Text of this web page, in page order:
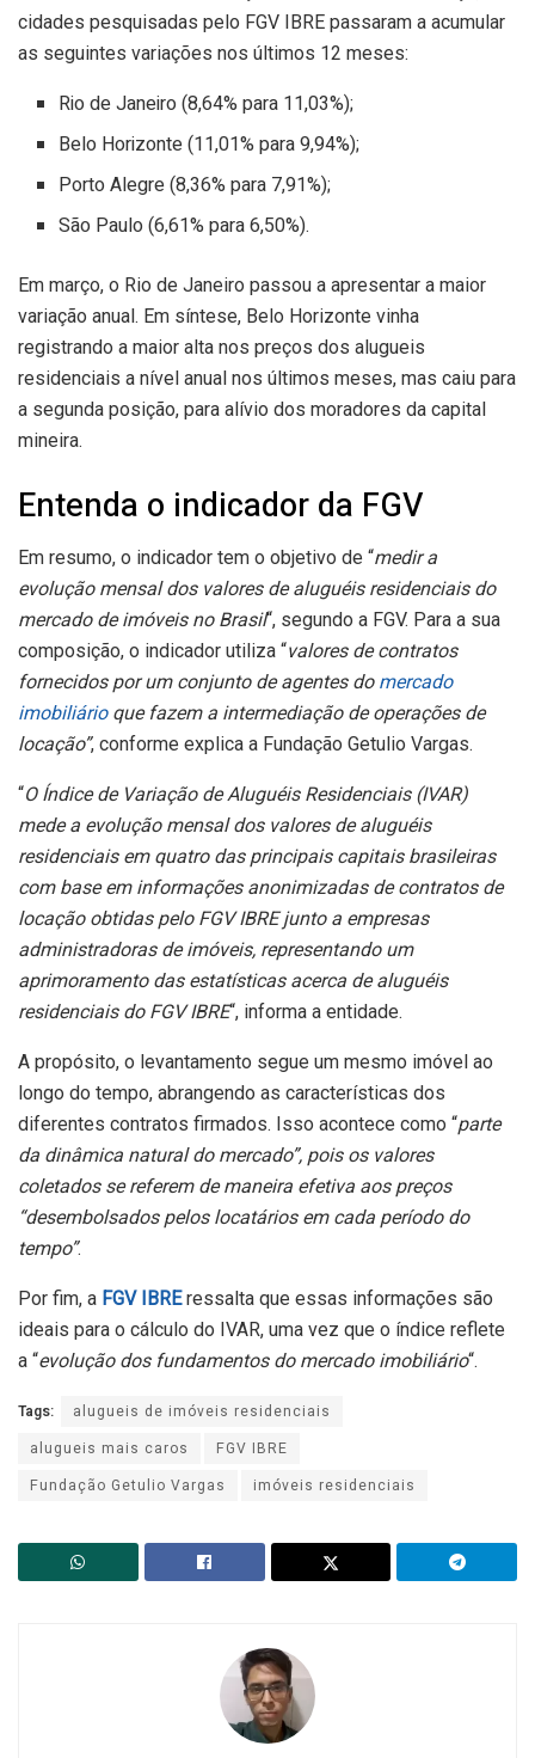
cidades pesquisadas pelo FGV IBRE passaram a acumular
as seguintes variações nos últimos 12 meses:
Rio de Janeiro (8,64% para 11,03%);
Belo Horizonte (11,01% para 9,94%);
Porto Alegre (8,36% para 7,91%);
São Paulo (6,61% para 6,50%).
Em março, o Rio de Janeiro passou a apresentar a maior
variação anual. Em síntese, Belo Horizonte vinha
registrando a maior alta nos preços dos alugueis
residenciais a nível anual nos últimos meses, mas caiu para
a segunda posição, para alívio dos moradores da capital
mineira.
Entenda o indicador da FGV
Em resumo, o indicador tem o objetivo de “medir a
evolução mensal dos valores de aluguéis residenciais do
mercado de imóveis no Brasil“, segundo a FGV. Para a sua
composição, o indicador utiliza “valores de contratos
fornecidos por um conjunto de agentes do mercado
imobiliárioque fazem a intermediação de operações de
locação”, conforme explica a Fundação Getulio Vargas.
“O Índice de Variação de Aluguéis Residenciais (IVAR)
mede a evolução mensal dos valores de aluguéis
residenciais em quatro das principais capitais brasileiras
com base em informações anonimizadas de contratos de
locação obtidas pelo FGV IBRE junto a empresas
administradoras de imóveis, representando um
aprimoramento das estatísticas acerca de aluguéis
residenciais do FGV IBRE“, informa a entidade.
A propósito, o levantamento segue um mesmo imóvel ao
longo do tempo, abrangendo as características dos
diferentes contratos firmados. Isso acontece como “parte
da dinâmica natural do mercado”, pois os valores
coletados se referem de maneira efetiva aos preços
“desembolsados pelos locatários em cada período do
tempo”.
Por fim, a FGV IBREressalta que essas informações são
ideais para o cálculo do IVAR, uma vez que o índice reflete
a “evolução dos fundamentos do mercado imobiliário“.
Tags:
alugueis de imóveis residenciais
alugueis mais caros
FGV IBRE
Fundação Getulio Vargas
imóveis residenciais